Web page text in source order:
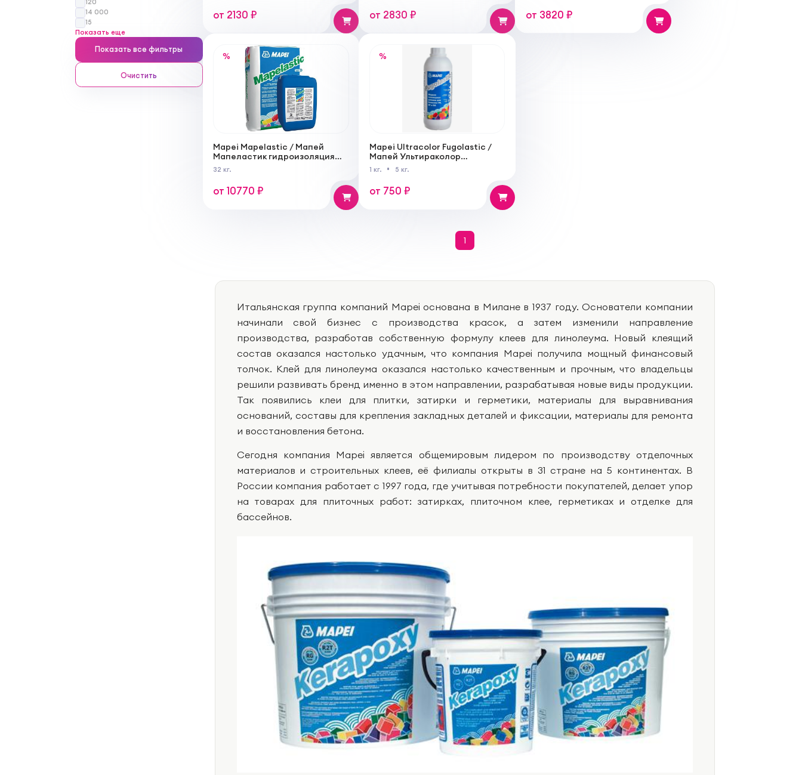
120
14 000
15
Показать еще
Показать все фильтры
Очистить
от 2130 ₽ от 2830 ₽ от 3820 ₽
%
Mapei Mapelastic / Мапей
Мапеластик гидроизоляция
комплект из двух компонентов
А и В
32 кг.
от 10770 ₽
%
Mapei Ultracolor Fugolastic /
Мапей Ультираколор
Фуголастик добавка для
затирки
1 кг. 5 кг.
от 750 ₽
1
Итальянская группа компаний Mapei основана в Милане в 1937 году. Основатели компании
начинали свой бизнес с производства красок, а затем изменили направление
производства, разработав собственную формулу клеев для линолеума. Новый клеящий
состав оказался настолько удачным, что компания Mapei получила мощный финансовый
толчок. Клей для линолеума оказался настолько качественным и прочным, что владельцы
решили развивать бренд именно в этом направлении, разрабатывая новые виды продукции.
Так появились клеи для плитки, затирки и герметики, материалы для выравнивания
оснований, составы для крепления закладных деталей и фиксации, материалы для ремонта
и восстановления бетона.
Сегодня компания Mapei является общемировым лидером по производству отделочных
материалов и строительных клеев, её филиалы открыты в 31 стране на 5 континентах. В
России компания работает с 1997 года, где учитывая потребности покупателей, делает упор
на товарах для плиточных работ: затирках, плиточном клее, герметиках и отделке для
бассейнов.